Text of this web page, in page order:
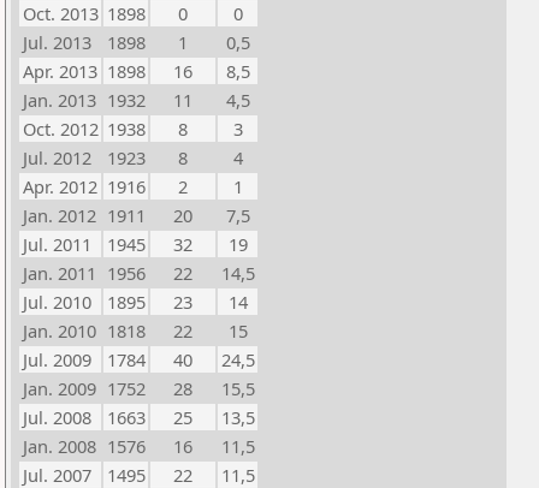
Oct. 2013 1898 0
0
Jul. 2013
1898 1
0,5
Apr. 2013 1898 16
8,5
Jan. 2013 1932 11
4,5
Oct. 2012 1938 8
3
Jul. 2012
1923 8
4
Apr. 2012 1916 2
1
Jan. 2012 1911 20
7,5
Jul. 2011
1945 32
19
Jan. 2011 1956 22
14,5
Jul. 2010
1895 23
14
Jan. 2010 1818 22
15
Jul. 2009
1784 40
24,5
Jan. 2009 1752 28
15,5
Jul. 2008
1663 25
13,5
Jan. 2008 1576 16
11,5
Jul. 2007
1495 22
11,5